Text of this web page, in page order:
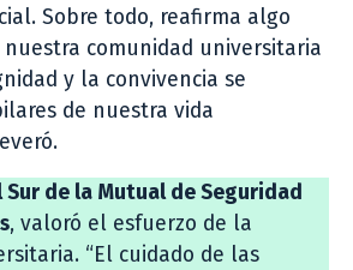
Sobre todo, reafirma algo
comunidad universitaria
y la convivencia se
de nuestra vida
de la Mutual de Seguridad
, valoró el esfuerzo de la
“El cuidado de las